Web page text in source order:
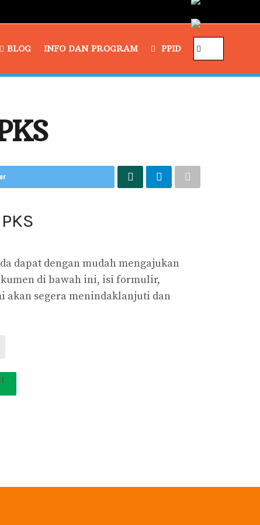
BLOG INFO DAN PROGRAM PPID
dapat dengan mudah mengajukan
di bawah ini, isi formulir,
akan segera menindaklanjuti dan